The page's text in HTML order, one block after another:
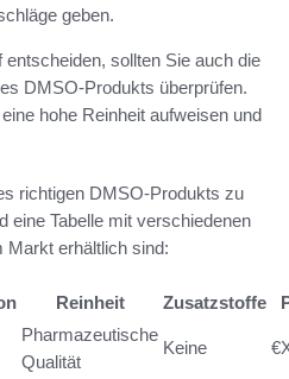
geben.
sollten Sie auch die
DMSO-Produkts überprüfen.
hohe Reinheit aufweisen und
richtigen DMSO-Produkts zu
eine Tabelle mit verschiedenen
Markt erhältlich sind:
Reinheit Zusatzstoffe
Pharmazeutische
Qualität
Keine